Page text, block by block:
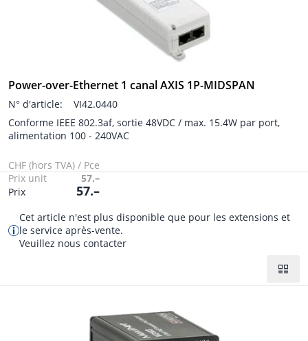
Power-over-Ethernet 1 canal AXIS 1P-MIDSPAN
N° d'article:
VI42.0440
Conforme IEEE 802.3af, sortie 48VDC / max. 15.4W par port,
alimentation 100 - 240VAC
CHF (hors TVA) / Pce
Prix unit
57.–
Prix
57.–
Cet article n'est plus disponible que pour les extensions et
le service après-vente.
Veuillez nous contacter